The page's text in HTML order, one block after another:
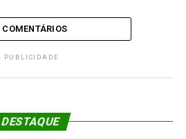
COMENTÁRIOS
PUBLICIDADE
DESTAQUE